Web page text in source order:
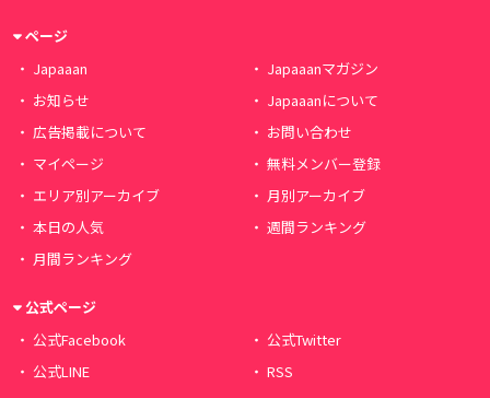
ページ
Japaaan
Japaaanマガジン
お知らせ
Japaaanについて
広告掲載について
お問い合わせ
マイページ
無料メンバー登録
エリア別アーカイブ
月別アーカイブ
本日の人気
週間ランキング
月間ランキング
公式ページ
公式Facebook
公式Twitter
公式LINE
RSS